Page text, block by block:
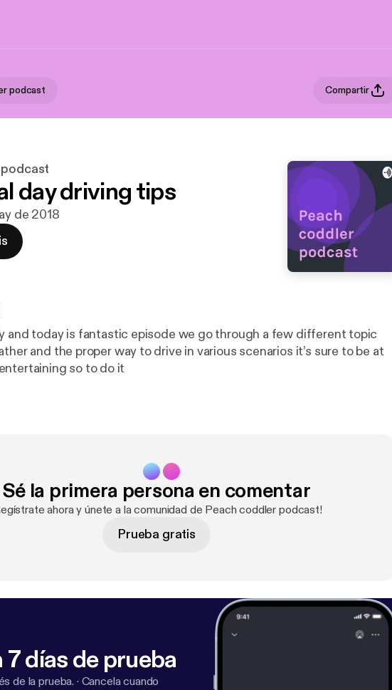
podcast Compartir
day driving tips
de 2018
and today is fantastic episode we go through a few different topic
and the proper way to drive in various scenarios it’s sure to be at
so to do it
Sé la primera persona en comentar
ahora y únete a la comunidad de Peach coddler podcast!
Prueba gratis
7 días de prueba
de la prueba. · Cancela cuando